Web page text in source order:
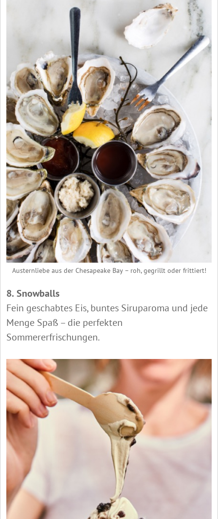
Austernliebe aus der Chesapeake Bay – roh, gegrillt oder frittiert!
8. Snowballs
Fein geschabtes Eis, buntes Siruparoma und jede
Menge Spaß – die perfekten
Sommererfrischungen.